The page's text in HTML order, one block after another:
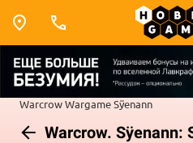
WarcrowWargameSÿenann
Warcrow. Sÿenann: